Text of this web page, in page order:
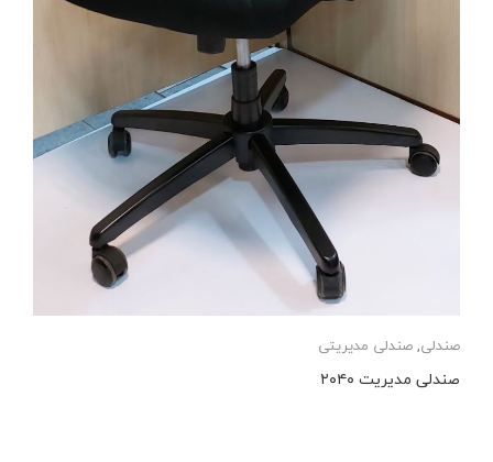
صندلی,صندلی مدیریتی
صندلی مدیریت ۲۰۴۰